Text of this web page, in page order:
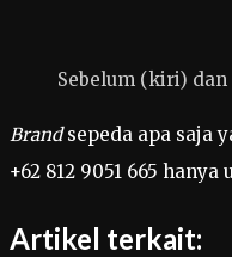
Sebelum (kiri)
Brandsepeda apa saja
+62 812 9051 665
Artikel terkait: